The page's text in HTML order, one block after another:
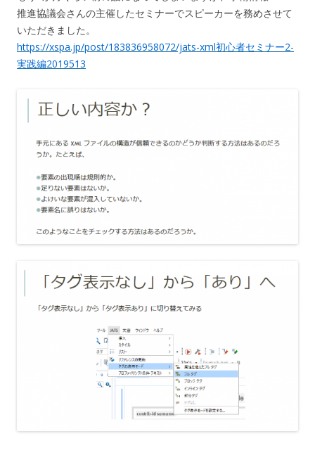
推進協議会さんの主催したセミナーでスピーカーを務めさせて
いただきました。
https://xspa.jp/post/183836958072/jats-xml初心者セミナー2-
実践編2019513